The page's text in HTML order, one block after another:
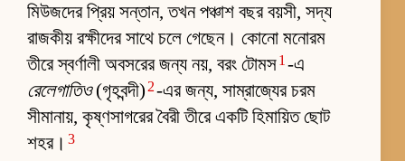
মিউজদের প্রিয় সন্তান, তখন পঞ্চাশ বছর বয়সী, সদ্য
রাজকীয় রক্ষীদের সাথে চলে গেছেন। কোনো মনোরম
তীরে স্বর্ণালী অবসরের জন্য নয়, বরং টোমস1 -এ
রেলেগাতিও(গৃহবন্দী) 2-এর জন্য, সাম্রাজ্যের চরম
সীমানায়, কৃষ্ণসাগরের বৈরী তীরে একটি হিমায়িত ছোট
শহর। 3